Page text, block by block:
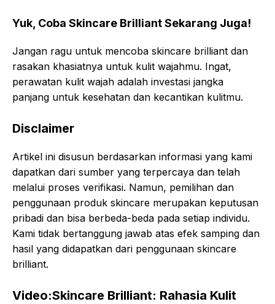
Yuk, Coba Skincare Brilliant Sekarang Juga!
Jangan ragu untuk mencoba skincare brilliant dan
rasakan khasiatnya untuk kulit wajahmu. Ingat,
perawatan kulit wajah adalah investasi jangka
panjang untuk kesehatan dan kecantikan kulitmu.
Disclaimer
Artikel ini disusun berdasarkan informasi yang kami
dapatkan dari sumber yang terpercaya dan telah
melalui proses verifikasi. Namun, pemilihan dan
penggunaan produk skincare merupakan keputusan
pribadi dan bisa berbeda-beda pada setiap individu.
Kami tidak bertanggung jawab atas efek samping dan
hasil yang didapatkan dari penggunaan skincare
brilliant.
Video:Skincare Brilliant: Rahasia Kulit